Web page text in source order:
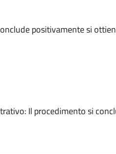
positivamente si
Il procedimento si